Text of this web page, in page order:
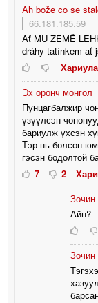
Ah bože co se
66.181.185.59
Ať MU ZEMĚ
dráhy tatínkem ať
Эх оронч монгол
Пунцагбалжир
үзүүлсэн
бариулж үхсэн
Тэр нь болсон
гэсэн бодолтой
7
2
Зочин
Айн?
Зочин